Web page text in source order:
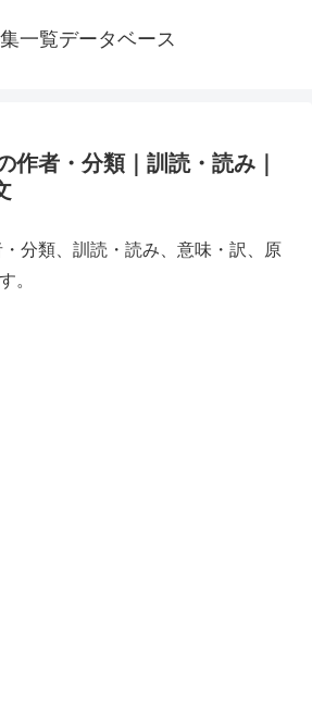
一覧データベース
作者・分類｜訓読・読み｜
分類、訓読・読み、意味・訳、原
。